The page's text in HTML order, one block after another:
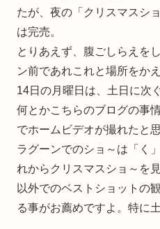
たが、夜の「クリスマスシ
は完売。
とりあえず、腹ごしらえを
ン前であれこれと場所をか
14日の月曜日は、土日に次
何とかこちらのブログの事
でホームビデオが撮れたと思
ラグーンでのショ～は「く
れからクリスマスショ～を
以外でのベストショットの
る事がお薦めですよ。特に